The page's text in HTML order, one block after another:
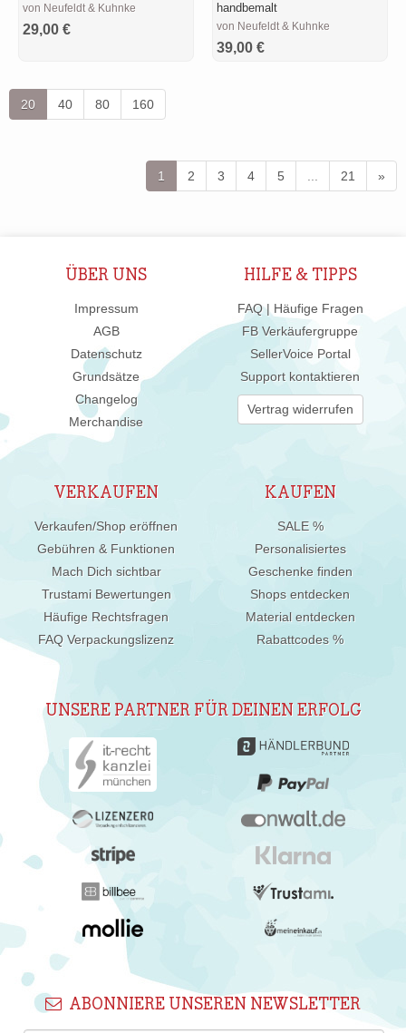
von Neufeldt & Kuhnke
29,00 €
handbemalt
von Neufeldt & Kuhnke
39,00 €
20 40 80 160
1 2 3 4 5 21 »
ÜBER UNS
Impressum
AGB
Datenschutz
Grundsätze
Changelog
Merchandise
HILFE & TIPPS
FAQ | Häufige Fragen
FB Verkäufergruppe
SellerVoice Portal
Support kontaktieren
Vertrag widerrufen
VERKAUFEN
Verkaufen/Shop eröffnen
Gebühren & Funktionen
Mach Dich sichtbar
Trustami Bewertungen
Häufige Rechtsfragen
FAQ Verpackungslizenz
KAUFEN
SALE %
Personalisiertes
Geschenke finden
Shops entdecken
Material entdecken
Rabattcodes %
UNSERE PARTNER FÜR DEINEN ERFOLG
ABONNIERE UNSEREN NEWSLETTER